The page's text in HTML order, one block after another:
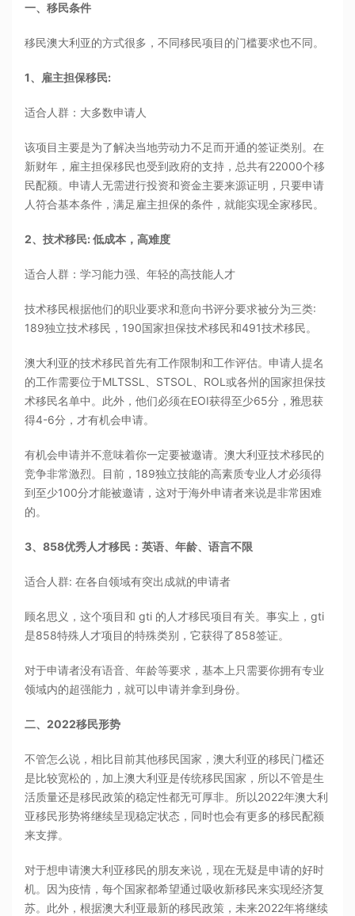
一、移民条件
移民澳大利亚的方式很多，不同移民项目的门槛要求也不同。
1、雇主担保移民:
适合人群：大多数申请人
该项目主要是为了解决当地劳动力不足而开通的签证类别。在
新财年，雇主担保移民也受到政府的支持，总共有22000个移
民配额。申请人无需进行投资和资金主要来源证明，只要申请
人符合基本条件，满足雇主担保的条件，就能实现全家移民。
2、技术移民: 低成本，高难度
适合人群：学习能力强、年轻的高技能人才
技术移民根据他们的职业要求和意向书评分要求被分为三类:
189独立技术移民，190国家担保技术移民和491技术移民。
澳大利亚的技术移民首先有工作限制和工作评估。申请人提名
的工作需要位于MLTSSL、STSOL、ROL或各州的国家担保技
术移民名单中。此外，他们必须在EOI获得至少65分，雅思获
得4-6分，才有机会申请。
有机会申请并不意味着你一定要被邀请。澳大利亚技术移民的
竞争非常激烈。目前，189独立技能的高素质专业人才必须得
到至少100分才能被邀请，这对于海外申请者来说是非常困难
的。
3、858优秀人才移民：英语、年龄、语言不限
适合人群: 在各自领域有突出成就的申请者
顾名思义，这个项目和 gti 的人才移民项目有关。事实上，gti
是858特殊人才项目的特殊类别，它获得了858签证。
对于申请者没有语音、年龄等要求，基本上只需要你拥有专业
领域内的超强能力，就可以申请并拿到身份。
二、2022移民形势
不管怎么说，相比目前其他移民国家，澳大利亚的移民门槛还
是比较宽松的，加上澳大利亚是传统移民国家，所以不管是生
活质量还是移民政策的稳定性都无可厚非。所以2022年澳大利
亚移民形势将继续呈现稳定状态，同时也会有更多的移民配额
来支撑。
对于想申请澳大利亚移民的朋友来说，现在无疑是申请的好时
机。因为疫情，每个国家都希望通过吸收新移民来实现经济复
苏。此外，根据澳大利亚最新的移民政策，未来2022年将继续